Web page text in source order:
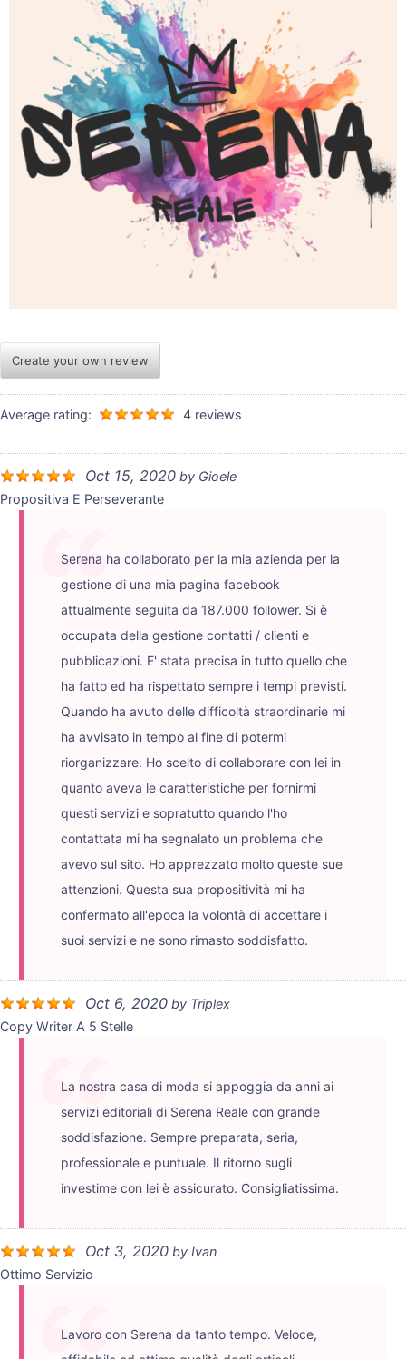
Create your own review
Average rating: 4 reviews
Oct 15, 2020 by Gioele
Propositiva E Perseverante
Serena ha collaborato per la mia azienda per la
gestione di una mia pagina facebook
attualmente seguita da 187.000 follower. Si è
occupata della gestione contatti / clienti e
pubblicazioni. E' stata precisa in tutto quello che
ha fatto ed ha rispettato sempre i tempi previsti.
Quando ha avuto delle difficoltà straordinarie mi
ha avvisato in tempo al fine di potermi
riorganizzare. Ho scelto di collaborare con lei in
quanto aveva le caratteristiche per fornirmi
questi servizi e sopratutto quando l'ho
contattata mi ha segnalato un problema che
avevo sul sito. Ho apprezzato molto queste sue
attenzioni. Questa sua propositività mi ha
confermato all'epoca la volontà di accettare i
suoi servizi e ne sono rimasto soddisfatto.
Oct 6, 2020 by Triplex
Copy Writer A 5 Stelle
La nostra casa di moda si appoggia da anni ai
servizi editoriali di Serena Reale con grande
soddisfazione. Sempre preparata, seria,
professionale e puntuale. Il ritorno sugli
investime con lei è assicurato. Consigliatissima.
Oct 3, 2020 by Ivan
Ottimo Servizio
Lavoro con Serena da tanto tempo. Veloce,